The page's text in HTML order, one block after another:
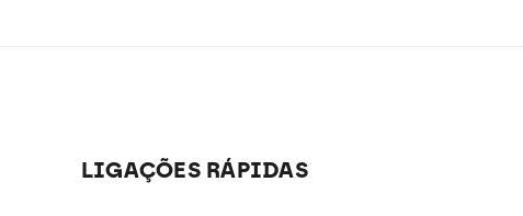
LIGAÇÕES RÁPIDAS